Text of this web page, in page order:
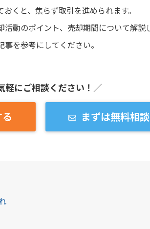
くと、焦らず取引を進められます。
動のポイント、売却期間について解説
を参考にしてください。
軽にご相談ください！／
まずは無料相